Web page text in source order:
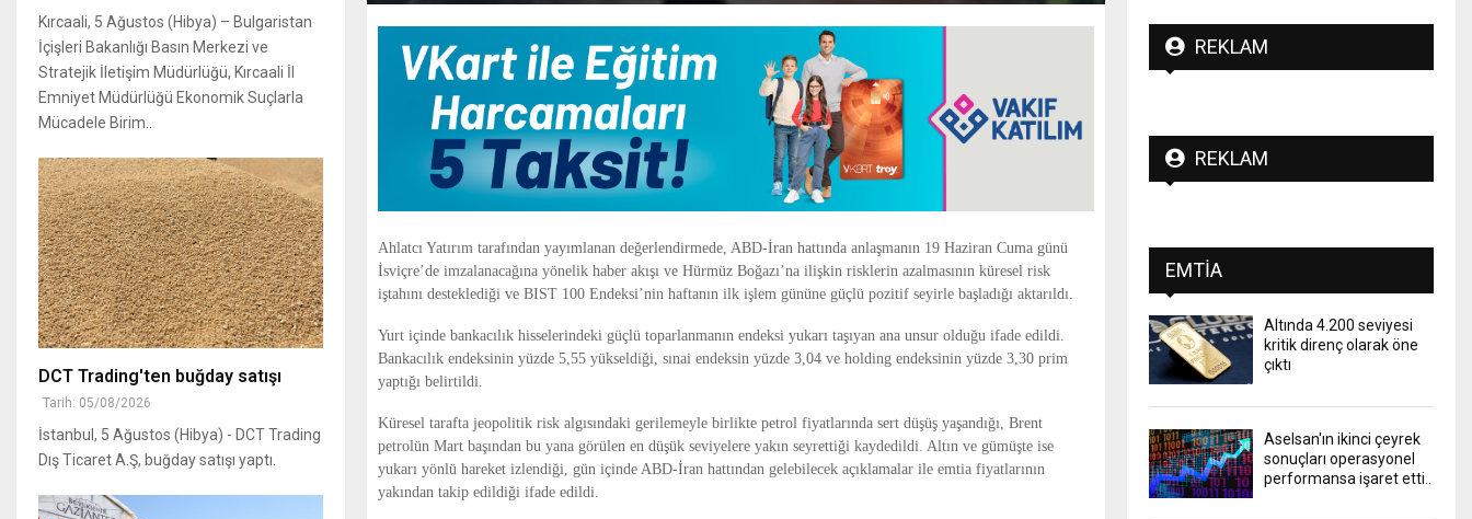
Ahlatcı Yatırım tarafından yayımlanan değerlendirmede, ABD-İran hattında anlaşmanın 19 Haziran Cuma günü
İsviçre’de imzalanacağına yönelik haber akışı ve Hürmüz Boğazı’na ilişkin risklerin azalmasının küresel risk
iştahını desteklediği ve BIST 100 Endeksi’nin haftanın ilk işlem gününe güçlü pozitif seyirle başladığı aktarıldı.
Yurt içinde bankacılık hisselerindeki güçlü toparlanmanın endeksi yukarı taşıyan ana unsur olduğu ifade edildi.
Bankacılık endeksinin yüzde 5,55 yükseldiği, sınai endeksin yüzde 3,04 ve holding endeksinin yüzde 3,30 prim
yaptığı belirtildi.
Küresel tarafta jeopolitik risk algısındaki gerilemeyle birlikte petrol fiyatlarında sert düşüş yaşandığı, Brent
petrolün Mart başından bu yana görülen en düşük seviyelere yakın seyrettiği kaydedildi. Altın ve gümüşte ise
yukarı yönlü hareket izlendiği, gün içinde ABD-İran hattından gelebilecek açıklamalar ile emtia fiyatlarının
yakından takip edildiği ifade edildi.
Kırcaali, 5 Ağustos (Hibya) – Bulgaristan
İçişleri Bakanlığı Basın Merkezi ve
Stratejik İletişim Müdürlüğü, Kırcaali İl
Emniyet Müdürlüğü Ekonomik Suçlarla
Mücadele Birim..
DCT Trading'ten buğday satışı
Tarih: 05/08/2026
İstanbul, 5 Ağustos (Hibya) - DCT Trading
Dış Ticaret A.Ş, buğday satışı yaptı.
REKLAM
REKLAM
EMTIA
Altında 4.200 seviyesi
kritik direnç olarak öne
çıktı
Aselsan'ın ikinci çeyrek
sonuçları operasyonel
performansa işaret etti..